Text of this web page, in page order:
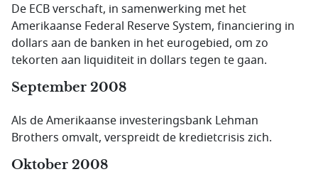
De ECB verschaft, in samenwerking met het
Amerikaanse Federal Reserve System, financiering in
dollars aan de banken in het eurogebied, om zo
tekorten aan liquiditeit in dollars tegen te gaan.
September 2008
Als de Amerikaanse investeringsbank Lehman
Brothers omvalt, verspreidt de kredietcrisis zich.
Oktober 2008